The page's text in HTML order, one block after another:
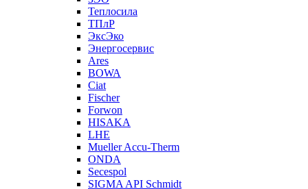
Теплосила
ТПлР
ЭксЭко
Энергосервис
Ares
BOWA
Ciat
Fischer
Forwon
HISAKA
LHE
Mueller Accu-Therm
ONDA
Secespol
SIGMA API Schmidt